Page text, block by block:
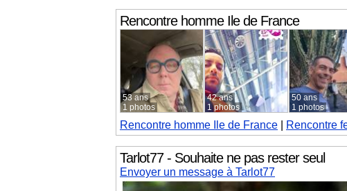
Rencontre hommeIle de France
53 ans
1 photos
42 ans
1 photos
50 ans
1 photos
Rencontre homme Ile de France Rencontre
Tarlot77 - Souhaite ne pas rester seul
Envoyer un message à Tarlot77